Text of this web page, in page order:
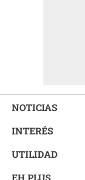
NOTICIAS
INTERÉS
UTILIDAD
EH PLUS